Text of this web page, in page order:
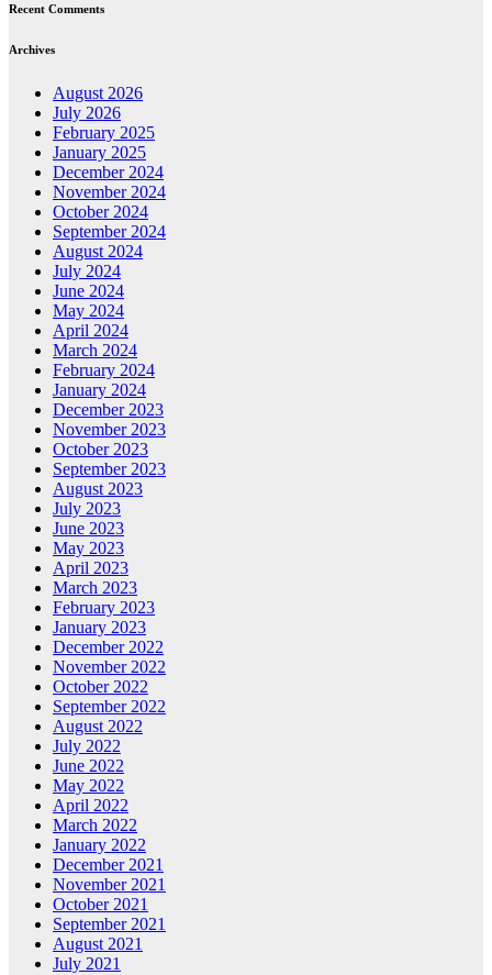
Recent Comments
Archives
August 2026
July 2026
February 2025
January 2025
December 2024
November 2024
October 2024
September 2024
August 2024
July 2024
June 2024
May 2024
April 2024
March 2024
February 2024
January 2024
December 2023
November 2023
October 2023
September 2023
August 2023
July 2023
June 2023
May 2023
April 2023
March 2023
February 2023
January 2023
December 2022
November 2022
October 2022
September 2022
August 2022
July 2022
June 2022
May 2022
April 2022
March 2022
January 2022
December 2021
November 2021
October 2021
September 2021
August 2021
July 2021